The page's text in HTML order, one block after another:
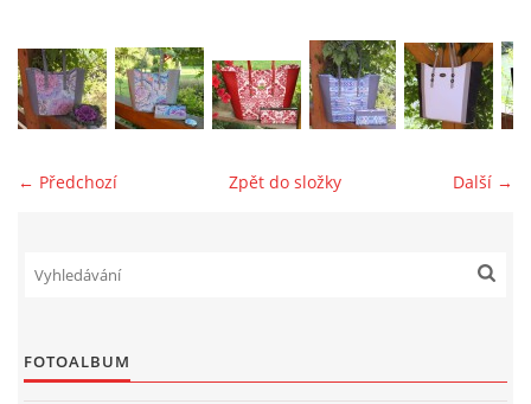
← Předchozí Další →
Zpět do složky
FOTOALBUM